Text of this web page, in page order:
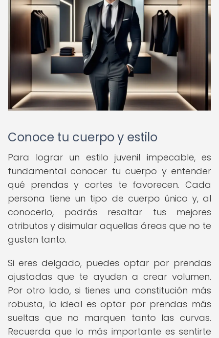
Conoce tu cuerpo y estilo
Para lograr un estilo juvenil impecable, es
fundamental conocer tu cuerpo y entender
qué prendas y cortes te favorecen. Cada
persona tiene un tipo de cuerpo único y, al
conocerlo, podrás resaltar tus mejores
atributos y disimular aquellas áreas que no te
gusten tanto.
Si eres delgado, puedes optar por prendas
ajustadas que te ayuden a crear volumen.
Por otro lado, si tienes una constitución más
robusta, lo ideal es optar por prendas más
sueltas que no marquen tanto las curvas.
Recuerda que lo más importante es sentirte